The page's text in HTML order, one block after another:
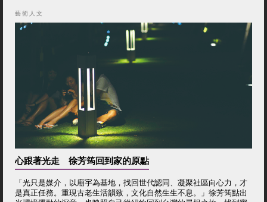
藝術人文
心跟著光走 徐芳筠回到家的原點
「光只是媒介，以廟宇為基地，找回世代認同、凝聚社區向心力，才
是真正任務。重現古老生活韻致，文化自然生生不息。」徐芳筠點出